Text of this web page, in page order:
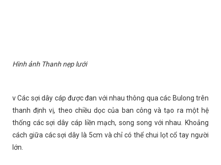
Hình ảnh Thanh nẹp lưới
v Các sợi dây cáp được đan với nhau thông qua các Bulong trên
thanh định vị, theo chiều dọc của ban công và tạo ra một hệ
thống các sợi dây cáp liền mạch, song song với nhau. Khoảng
cách giữa các sợi dây là 5cm và chỉ có thể chui lọt cổ tay người
lớn.